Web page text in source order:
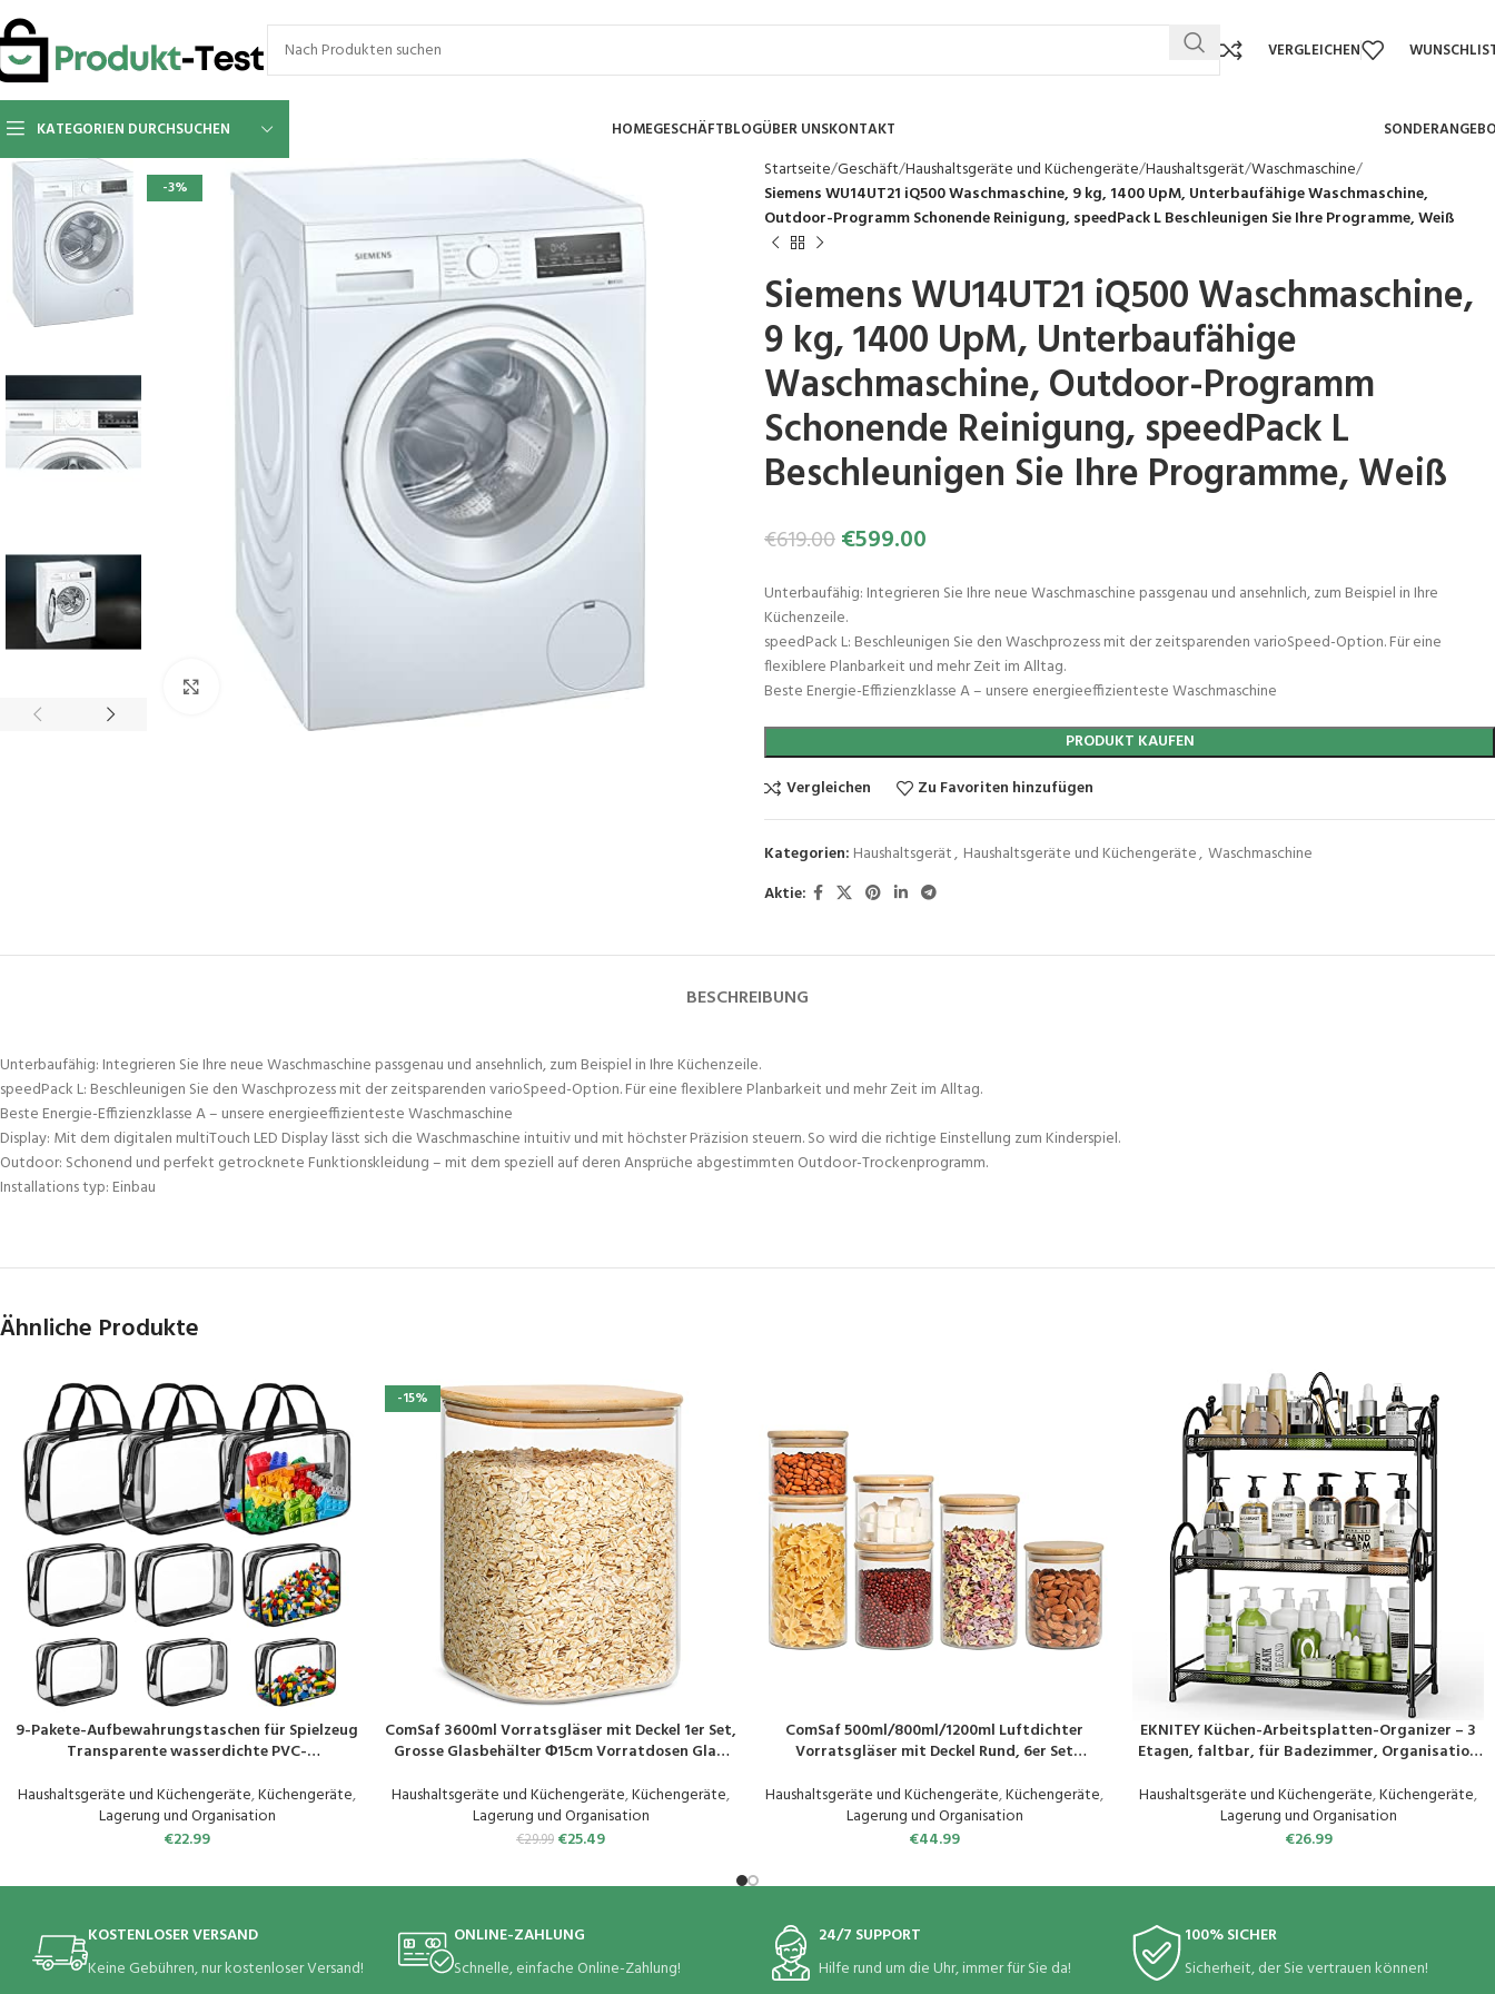
VERGLEICHEN
KATEGORIEN DURCHSUCHEN HOMEGESCHÄFTBLOGÜBER UNSKONTAKT
-3%
Click to enlarge
Startseite Geschäft Haushaltsgeräte und Küchengeräte Haushaltsgerät Waschmaschine
Siemens WU14UT21 iQ500 Waschmaschine, 9 kg, 1400 UpM, Unterbaufähige Waschmaschine,
Outdoor-Programm Schonende Reinigung, speedPack L Beschleunigen Sie Ihre Programme, Weiß
Siemens WU14UT21 iQ500 Waschmaschine,
9 kg, 1400 UpM, Unterbaufähige
Waschmaschine, Outdoor-Programm
Schonende Reinigung, speedPack L
Beschleunigen Sie Ihre Programme, Weiß
€619.00€599.00
Unterbaufähig: Integrieren Sie Ihre neue Waschmaschine passgenau und ansehnlich, zum Beispiel in Ihre
Küchenzeile.
speedPack L: Beschleunigen Sie den Waschprozess mit der zeitsparenden varioSpeed-Option. Für eine
flexiblere Planbarkeit und mehr Zeit im Alltag.
Beste Energie-Effizienzklasse A – unsere energieeffizienteste Waschmaschine
PRODUKT KAUFEN
Vergleichen
Zu Favoriten hinzufügen
Kategorien: Haushaltsgerät, Haushaltsgeräte und Küchengeräte, Waschmaschine
Aktie:
BESCHREIBUNG
Unterbaufähig: Integrieren Sie Ihre neue Waschmaschine passgenau und ansehnlich, zum Beispiel in Ihre Küchenzeile.
speedPack L: Beschleunigen Sie den Waschprozess mit der zeitsparenden varioSpeed-Option. Für eine flexiblere Planbarkeit und mehr Zeit im Alltag.
Beste Energie-Effizienzklasse A – unsere energieeffizienteste Waschmaschine
Display: Mit dem digitalen multiTouch LED Display lässt sich die Waschmaschine intuitiv und mit höchster Präzision steuern. So wird die richtige Einstellung zum Kinderspiel.
Outdoor: Schonend und perfekt getrocknete Funktionskleidung – mit dem speziell auf deren Ansprüche abgestimmten Outdoor-Trockenprogramm.
Installations typ: Einbau
Ähnliche Produkte
PRODUKT KAUFEN
9-Pakete-Aufbewahrungstaschen für Spielzeug
Transparente wasserdichte PVC-
Toilettentaschen Schwarz
Haushaltsgeräte und Küchengeräte,Küchengeräte,
Lagerung und Organisation
€22.99
-15%
PRODUKT KAUFEN
ComSaf 3600ml Vorratsgläser mit Deckel 1er Set,
Grosse Glasbehälter Φ15cm Vorratdosen Glas,
Küchenzutaten, Verratsgläser für Pasta,
Nudeln, Mehl
Haushaltsgeräte und Küchengeräte,Küchengeräte,
Lagerung und Organisation
€29.99 €25.49
PRODUKT KAUFEN
ComSaf 500ml/800ml/1200ml Luftdichter
Vorratsgläser mit Deckel Rund, 6er Set
Haushalt Glasbehälter Vorratdosen Set für
Gewürz Spagetti Getreide Bohnen
Haushaltsgeräte und Küchengeräte,Küchengeräte,
Lagerung und Organisation
€44.99
PRODUKT KAUFEN
EKNITEY Küchen-Arbeitsplatten-Organizer – 3
Etagen, faltbar, für Badezimmer, Organisation
Schwarz (Schwarz)
Haushaltsgeräte und Küchengeräte,Küchengeräte,
Lagerung und Organisation
€26.99
KOSTENLOSER VERSAND
Keine Gebühren, nur kostenloser Versand!
ONLINE-ZAHLUNG
Schnelle, einfache Online-Zahlung!
24/7 SUPPORT
Hilfe rund um die Uhr, immer für Sie da!
100% SICHER
Sicherheit, der Sie vertrauen können!